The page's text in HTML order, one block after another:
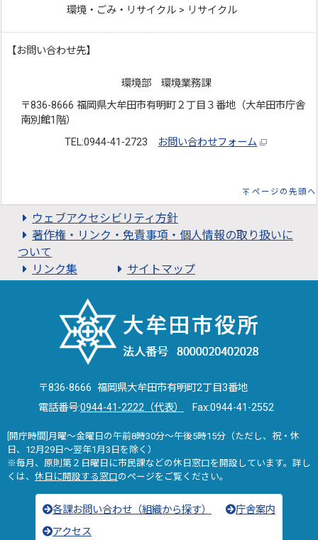
環境・ごみ・リサイクル > リサイクル
【お問い合わせ先】
環境部 環境業務課
〒836-8666 福岡県大牟田市有明町２丁目３番地（大牟田市庁舎
南別館1階）
TEL:0944-41-2723
お問い合わせフォーム
ページの先頭へ
ウェブアクセシビリティ方針
著作権・リンク・免責事項・個人情報の取り扱いに
ついて
リンク集
サイトマップ
〒836-8666 福岡県大牟田市有明町2丁目3番地
電話番号:0944-41-2222（代表） Fax:0944-41-2552
[開庁時間]月曜～金曜日の午前8時30分～午後5時15分（ただし、祝・休
日、12月29日～翌年1月3日を除く）
※毎月、原則第２日曜日に市民課などの休日窓口を開設しています。詳し
くは、 休日に開設する窓口のページをご覧ください。
各課お問い合わせ（組織から探す）
庁舎案内
アクセス